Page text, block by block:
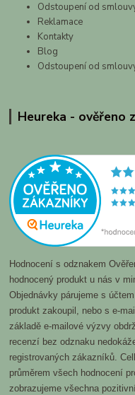
Odstoupení od
Reklamace
Kontakty
Blog
Odstoupení od
Heureka - ověřeno
Hodnocení s odznakem
hodnocený produkt u nás v
Objednávky párujeme s
produkt zakoupil, nebo s e-
základě e-mailové výzvy
recenzí bez odznaku
registrovaných zákazníků.
průměrem všech hodnocení
zobrazujeme všechna